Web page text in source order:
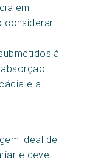
em
considerar:
à
e a
ideal de
e deve